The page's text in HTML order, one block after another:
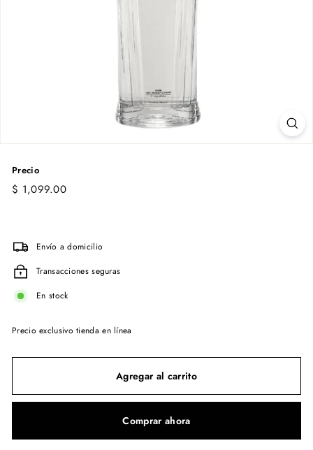
Precio
Precio
habitual
$ 1,099.00$
Envío a domicilio
Transacciones seguras
En stock
Precio exclusivo tienda en línea
Agregar al carrito
Comprar ahora